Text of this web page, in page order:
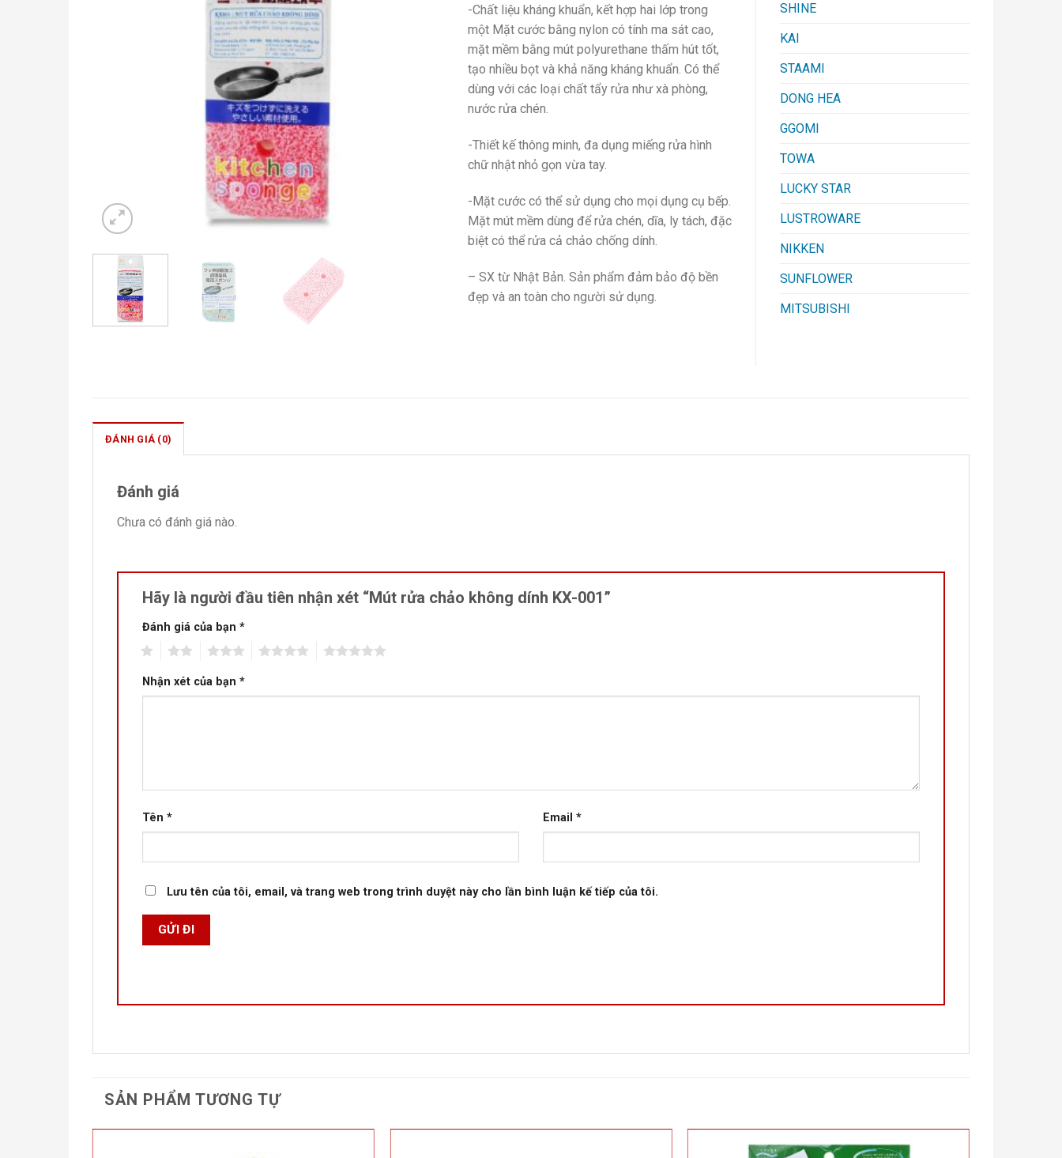
-Chất liệu kháng khuẩn, kết hợp hai lớp trong
một Mặt cước bằng nylon có tính ma sát cao,
mặt mềm bằng mút polyurethane thấm hút tốt,
tạo nhiều bọt và khả năng kháng khuẩn. Có thể
dùng với các loại chất tẩy rửa như xà phòng,
nước rửa chén.
-Thiết kế thông minh, đa dụng miếng rửa hình
chữ nhật nhỏ gọn vừa tay.
-Mặt cước có thể sử dụng cho mọi dụng cụ bếp.
Mặt mút mềm dùng để rửa chén, dĩa, ly tách, đặc
biệt có thể rửa cả chảo chống dính.
– SX từ Nhật Bản. Sản phẩm đảm bảo độ bền
đẹp và an toàn cho người sử dụng.
SHINE
KAI
STAAMI
DONG HEA
GGOMI
TOWA
LUCKY STAR
LUSTROWARE
NIKKEN
SUNFLOWER
MITSUBISHI
ĐÁNH GIÁ (0)
Đánh giá
Chưa có đánh giá nào.
Hãy là người đầu tiên nhận xét “Mút rửa chảo không dính KX-001”
Đánh giá của bạn *
Nhận xét của bạn *
Tên * Email *
Lưu tên của tôi, email, và trang web trong trình duyệt này cho lần bình luận kế tiếp của tôi.
SẢN PHẨM TƯƠNG TỰ